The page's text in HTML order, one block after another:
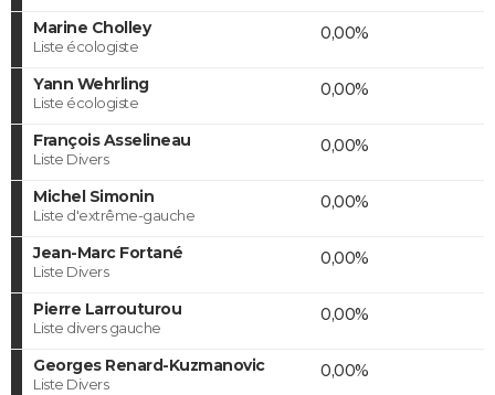
Marine Cholley
Liste écologiste
0,00%
Yann Wehrling
Liste écologiste
0,00%
François Asselineau
Liste Divers
0,00%
Michel Simonin
Liste d'extrême-gauche
0,00%
Jean-Marc Fortané
Liste Divers
0,00%
Pierre Larrouturou
Liste divers gauche
0,00%
Georges Renard-Kuzmanovic
Liste Divers
0,00%